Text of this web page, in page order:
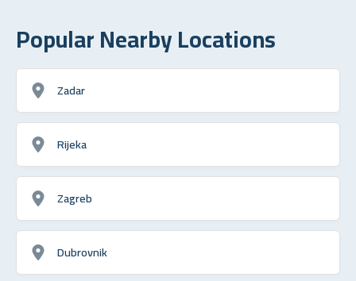
Popular Nearby Locations
Zadar
Rijeka
Zagreb
Dubrovnik